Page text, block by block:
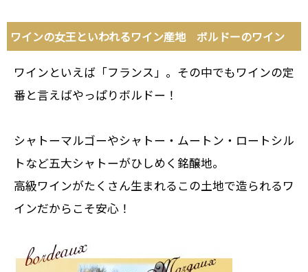
ワインの女王といわれるワイン産地 ボルドーのワイン
ワインといえば「フランス」。その中でもワインの定
番と言えばやっぱりボルドー！
シャトーマルゴーやシャトー・ムートン・ロートシル
トなど五大シャトーがひしめく銘醸地。
高級ワインがたくさん生まれるこの土地で造られるワ
インだからこそ安心！